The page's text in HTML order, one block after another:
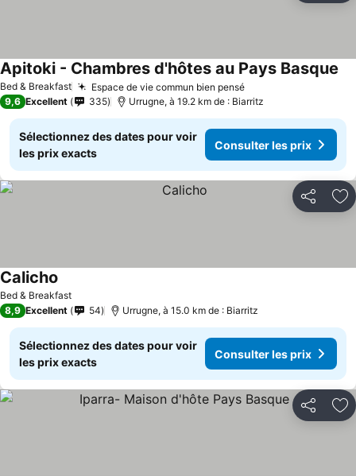
Bed & Breakfast Espace de vie commun bien pensé
Apitoki - Chambres d'hôtes au Pays Basque
9,6 Excellent 335 Urrugne, à 19.2 km de : Biarritz
Sélectionnez des dates pour voir
les prix exacts
Consulter les prix
Partager
Bed & Breakfast
Calicho
8,9 Excellent 54 Urrugne, à 15.0 km de : Biarritz
Sélectionnez des dates pour voir
les prix exacts
Consulter les prix
Partager